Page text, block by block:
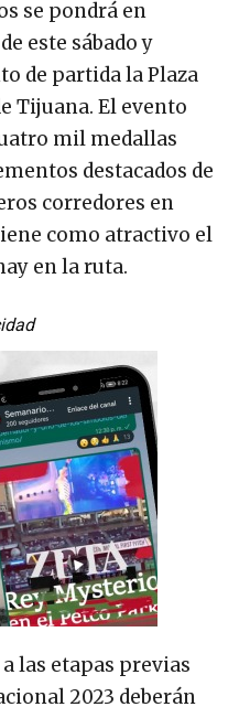
se pondrá en
este sábado y
de partida la Plaza
Tijuana. El evento
mil medallas
destacados de
corredores en
como atractivo el
en la ruta.
las etapas previas
2023 deberán